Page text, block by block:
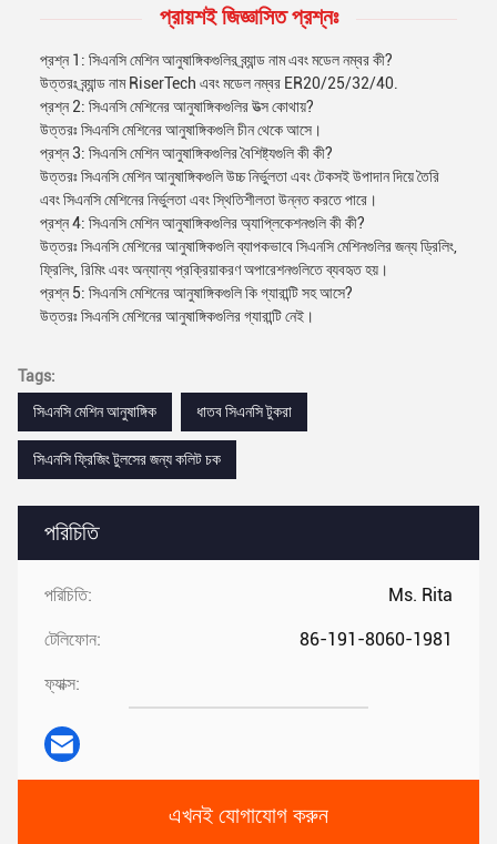
পরিচিতি
পরিচিতি: Ms. Rita
টেলিফোন: 86-191-8060-1981
ফ্যাক্স:
এখনই যোগাযোগ করুন
প্রায়শই জিজ্ঞাসিত প্রশ্নঃ
প্রশ্ন 1: সিএনসি মেশিন আনুষাঙ্গিকগুলির ব্র্যান্ড নাম এবং মডেল নম্বর কী?
উত্তরঃ ব্র্যান্ড নাম RiserTech এবং মডেল নম্বর ER20/25/32/40.
প্রশ্ন 2: সিএনসি মেশিনের আনুষাঙ্গিকগুলির উত্স কোথায়?
উত্তরঃ সিএনসি মেশিনের আনুষাঙ্গিকগুলি চীন থেকে আসে।
প্রশ্ন 3: সিএনসি মেশিন আনুষাঙ্গিকগুলির বৈশিষ্ট্যগুলি কী কী?
উত্তরঃ সিএনসি মেশিন আনুষাঙ্গিকগুলি উচ্চ নির্ভুলতা এবং টেকসই উপাদান দিয়ে তৈরি
এবং সিএনসি মেশিনের নির্ভুলতা এবং স্থিতিশীলতা উন্নত করতে পারে।
প্রশ্ন 4: সিএনসি মেশিন আনুষাঙ্গিকগুলির অ্যাপ্লিকেশনগুলি কী কী?
উত্তরঃ সিএনসি মেশিনের আনুষাঙ্গিকগুলি ব্যাপকভাবে সিএনসি মেশিনগুলির জন্য ড্রিলিং,
ফ্রিলিং, রিমিং এবং অন্যান্য প্রক্রিয়াকরণ অপারেশনগুলিতে ব্যবহৃত হয়।
প্রশ্ন 5: সিএনসি মেশিনের আনুষাঙ্গিকগুলি কি গ্যারান্টি সহ আসে?
উত্তরঃ সিএনসি মেশিনের আনুষাঙ্গিকগুলির গ্যারান্টি নেই।
Tags:
সিএনসি মেশিন আনুষাঙ্গিক
ধাতব সিএনসি টুকরা
সিএনসি ফ্রিজিং টুলসের জন্য কলিট চক